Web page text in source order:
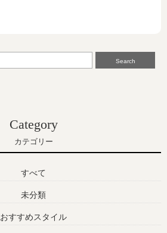
Search
Category
カテゴリー
すべて
未分類
おすすめスタイル